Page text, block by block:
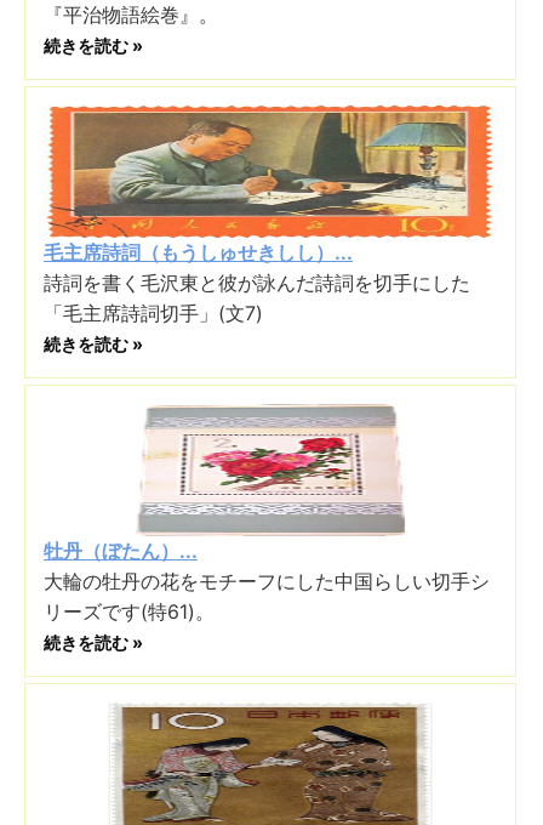
『平治物語絵巻』。
続きを読む »
毛主席詩詞（もうしゅせきしし）...
詩詞を書く毛沢東と彼が詠んだ詩詞を切手にした
「毛主席詩詞切手」(文7)
続きを読む »
牡丹（ぼたん）...
大輪の牡丹の花をモチーフにした中国らしい切手シ
リーズです(特61)。
続きを読む »